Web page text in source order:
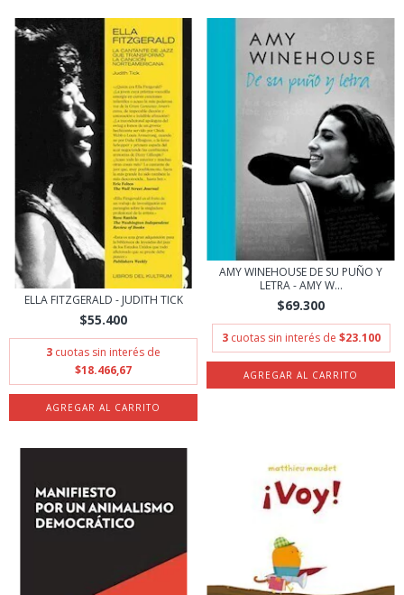
ELLA FITZGERALD - JUDITH TICK
$55.400
3 cuotas sin interés de
$18.466,67
AMY WINEHOUSE DE SU PUÑO Y
LETRA - AMY W...
$69.300
3 cuotas sin interés de $23.100